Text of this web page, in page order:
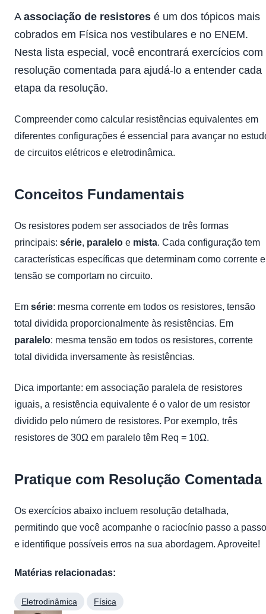
A associação de resistores é um dos tópicos mais
cobrados em Física nos vestibulares e no ENEM.
Nesta lista especial, você encontrará exercícios com
resolução comentada para ajudá-lo a entender cada
etapa da resolução.
Compreender como calcular resistências equivalentes em
diferentes configurações é essencial para avançar no
de circuitos elétricos e eletrodinâmica.
Conceitos Fundamentais
Os resistores podem ser associados de três formas
principais: série, paralelo e mista. Cada configuração tem
características específicas que determinam como corrente e
tensão se comportam no circuito.
Em série: mesma corrente em todos os resistores, tensão
total dividida proporcionalmente às resistências. Em
paralelo: mesma tensão em todos os resistores, corrente
total dividida inversamente às resistências.
Dica importante: em associação paralela de resistores
iguais, a resistência equivalente é o valor de um resistor
dividido pelo número de resistores. Por exemplo, três
resistores de 30Ω em paralelo têm Req = 10Ω.
Pratique com Resolução Comentada
Os exercícios abaixo incluem resolução detalhada,
permitindo que você acompanhe o raciocínio passo a passo
e identifique possíveis erros na sua abordagem. Aproveite!
Matérias relacionadas:
Eletrodinâmica Física